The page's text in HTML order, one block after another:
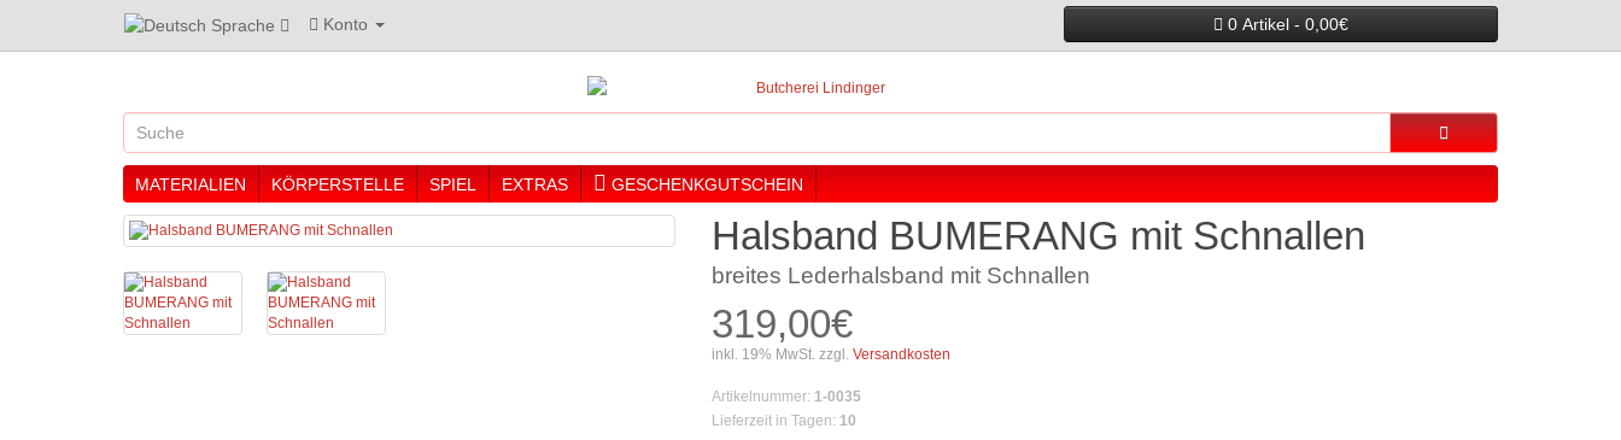
Sprache Konto 0 Artikel - 0,00€
MATERIALIEN KÖRPERSTELLE SPIEL EXTRAS GESCHENKGUTSCHEIN
Halsband BUMERANG mit Schnallen
breites Lederhalsband mit Schnallen
319,00€
inkl. 19% MwSt. zzgl.Versandkosten
Artikelnummer: 1-0035
Lieferzeit in Tagen: 10